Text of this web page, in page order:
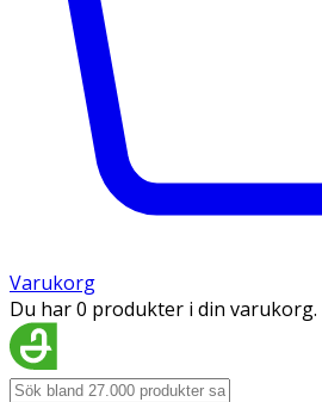
Varukorg
Du har 0 produkter i din varukorg.